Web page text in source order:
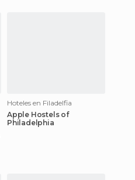
Hoteles en Filadelfia
Apple Hostels of
Philadelphia